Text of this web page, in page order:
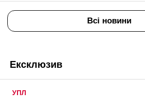
Всі новини
Ексклюзив
УПЛ